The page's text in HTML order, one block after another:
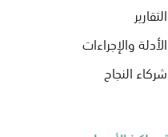
التقارير
الأدلة والإجراءات
شركاء النجاح